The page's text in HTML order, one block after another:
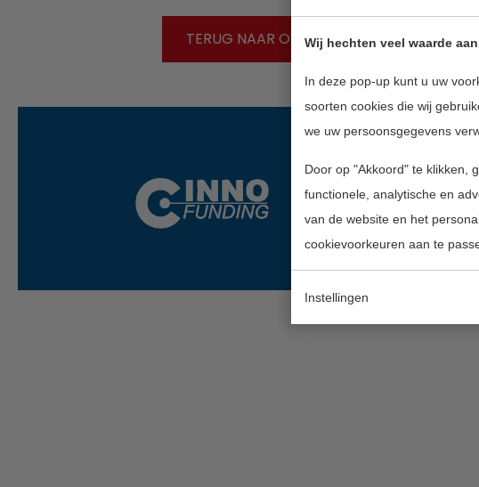
Wij hechten veel waarde
In deze pop-up kunt u uw
soorten cookies die wij
we uw persoonsgegevens
Door op "Akkoord" te klikken,
functionele, analytische en
van de website en het
cookievoorkeuren aan te
Instellingen
TERUG NAAR OVERZICHT